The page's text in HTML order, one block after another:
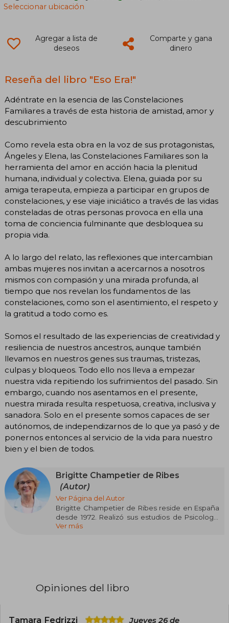
Seleccionar ubicación
Agregar a lista de
deseos
Comparte y gana
dinero
Reseña del libro "Eso Era!"
Adéntrate en la esencia de las Constelaciones
Familiares a través de esta historia de amistad, amor y
descubrimiento
Como revela esta obra en la voz de sus protagonistas,
Ángeles y Elena, las Constelaciones Familiares son la
herramienta del amor en acción hacia la plenitud
humana, individual y colectiva. Elena, guiada por su
amiga terapeuta, empieza a participar en grupos de
constelaciones, y ese viaje iniciático a través de las vidas
consteladas de otras personas provoca en ella una
toma de conciencia fulminante que desbloquea su
propia vida.
A lo largo del relato, las reflexiones que intercambian
ambas mujeres nos invitan a acercarnos a nosotros
mismos con compasión y una mirada profunda, al
tiempo que nos revelan los fundamentos de las
constelaciones, como son el asentimiento, el respeto y
la gratitud a todo como es.
Somos el resultado de las experiencias de creatividad y
resiliencia de nuestros ancestros, aunque también
llevamos en nuestros genes sus traumas, tristezas,
culpas y bloqueos. Todo ello nos lleva a empezar
nuestra vida repitiendo los sufrimientos del pasado. Sin
embargo, cuando nos asentamos en el presente,
nuestra mirada resulta respetuosa, creativa, inclusiva y
sanadora. Solo en el presente somos capaces de ser
autónomos, de independizarnos de lo que ya pasó y de
ponernos entonces al servicio de la vida para nuestro
bien y el bien de todos.
Brigitte Champetier de Ribes
(Autor)
Ver Página del Autor
Brigitte Champetier de Ribes reside en España
desde 1972. Realizó sus estudios de Psicología
en París. Es psicóloga y psicoterapeuta. Ejerció
Familiares. Imparte talleres y formación en
organizó en Madrid unos seminarios dirigidos
Ver más
Opiniones del libro
Tamara Fedrizzi Jueves 26 de